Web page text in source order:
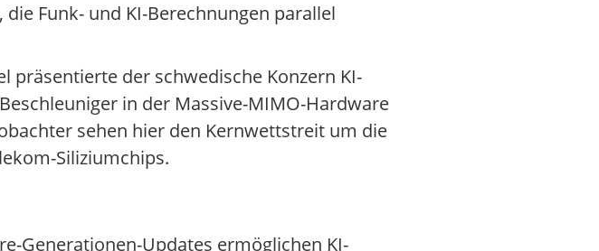
Funk- und KI-Berechnungen parallel
der schwedische Konzern KI-
in der Massive-MIMO-Hardware
sehen hier den Kernwettstreit um die
Siliziumchips.
Generationen-Updates ermöglichen KI-